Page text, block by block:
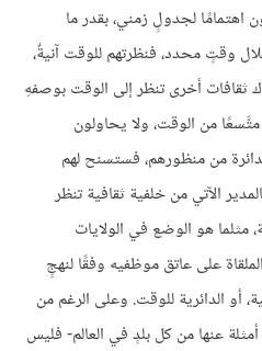
اهتمامًا لجدولٍ زمني، بقدر ما
وقتٍ محدد، فنظرتهم للوقت آنيةٌ،
أخرى تنظر إلى الوقت بوصفهِ
متَّسعًا من الوقت، ولا يحاولون
من منظورهم، فستسنح لهم
الآتي من خلفية ثقافية تنظر
مثلما هو الوضع في الولايات
على عاتق موظفيه وفقًا لنهجٍ
أو الدائرية للوقت. وعلى الرغم من
عنها من كل بلدٍ في العالم- فليس